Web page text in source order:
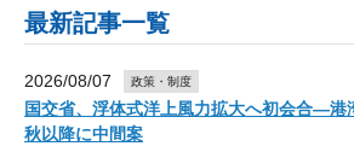
最新記事一覧
2026/08/07 政策・制度
国交省、浮体式洋上風力拡大へ初会合―港
秋以降に中間案